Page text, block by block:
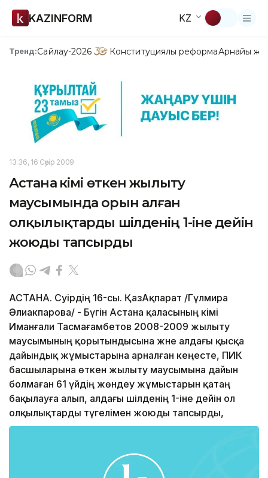
KAZINFORM KZ
Тренд:Сайлау-2026 Конституциялық реформаАрнайы
13:36, 16 Сәуір 2009
Астана әкімі өткен жылыту
маусымында орын алған
олқылықтарды шілденің 1-іне дейін
жоюды тапсырды
АСТАНА. Сәуірдің 16-сы. ҚазАқпарат /Гүлмира
Әлиакпарова/ - Бүгін Астана қаласының әкімі
Иманғали Тасмағамбетов 2008-2009 жылыту
маусымының қорытындысына және алдағы қысқа
дайындық жұмыстарына арналған кеңесте, ПИК
басшыларына өткен жылыту маусымына дайын
болмаған 61 үйдің жөндеу жұмыстарын қатаң
бақылауға алып, алдағы шілденің 1-іне дейін ол
олқылықтарды түгелімен жоюды тапсырды,